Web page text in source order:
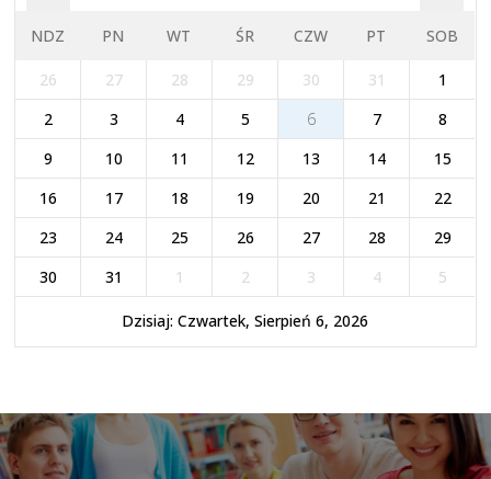
NDZ PN WT ŚR CZW PT SOB
26 27 28 29 30 31
1
2
3 4 5 6 7
8
9
10 11 12 13 14
15
16
17 18 19 20 21
22
23
24 25 26 27 28
29
30
31 1 2 3 4 5
Dzisiaj: Czwartek, Sierpień 6, 2026